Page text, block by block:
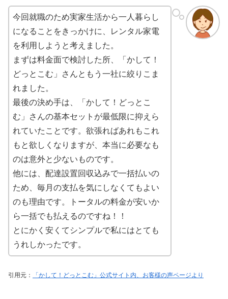
今回就職のため実家生活から一人暮らし
になることをきっかけに、レンタル家電
を利用しようと考えました。
まずは料金面で検討した所、「かして！
どっとこむ」さんともう一社に絞りこま
れました。
最後の決め手は、「かして！どっとこ
む」さんの基本セットが最低限に抑えら
れていたことです。欲張ればあれもこれ
もと欲しくなりますが、本当に必要なも
のは意外と少ないものです。
他には、配達設置回収込みで一括払いの
ため、毎月の支払を気にしなくてもよい
のも理由です。トータルの料金が安いか
ら一括でも払えるのですね！！
とにかく安くてシンプルで私にはとても
うれしかったです。
引用元： 「かして！どっとこむ」公式サイト内、お客様の声ページより